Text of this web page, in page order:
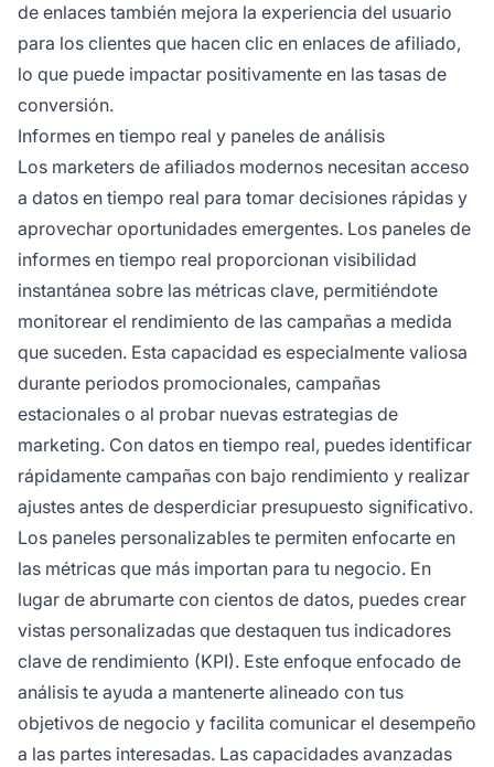
de enlaces también mejora la experiencia del usuario
para los clientes que hacen clic en enlaces de afiliado,
lo que puede impactar positivamente en las tasas de
conversión.
Informes en tiempo real y paneles de análisis
Los marketers de afiliados modernos necesitan acceso
a datos en tiempo real para tomar decisiones rápidas y
aprovechar oportunidades emergentes. Los paneles de
informes en tiempo real proporcionan visibilidad
instantánea sobre las métricas clave, permitiéndote
monitorear el rendimiento de las campañas a medida
que suceden. Esta capacidad es especialmente valiosa
durante periodos promocionales, campañas
estacionales o al probar nuevas estrategias de
marketing. Con datos en tiempo real, puedes identificar
rápidamente campañas con bajo rendimiento y realizar
ajustes antes de desperdiciar presupuesto significativo.
Los paneles personalizables te permiten enfocarte en
las métricas que más importan para tu negocio. En
lugar de abrumarte con cientos de datos, puedes crear
vistas personalizadas que destaquen tus indicadores
clave de rendimiento (KPI). Este enfoque enfocado de
análisis te ayuda a mantenerte alineado con tus
objetivos de negocio y facilita comunicar el desempeño
a las partes interesadas. Las capacidades avanzadas